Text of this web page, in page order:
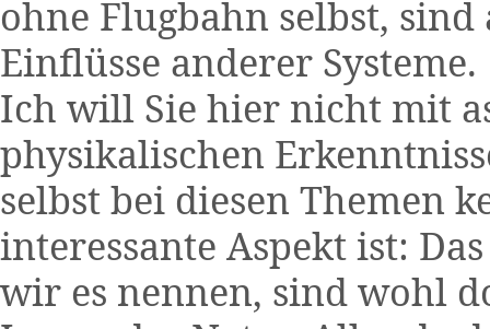
ohne Flugbahn selbst,
Einflüsse anderer Systeme.
Ich will Sie hier nicht mit
physikalischen
selbst bei diesen Themen
interessante Aspekt ist:
wir es nennen, sind wohl